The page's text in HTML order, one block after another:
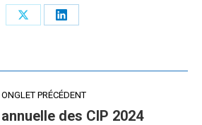
Share
Share
ONGLET PRÉCÉDENT
Onglet
des CIP 2024